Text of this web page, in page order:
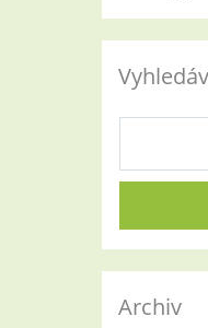
Archiv